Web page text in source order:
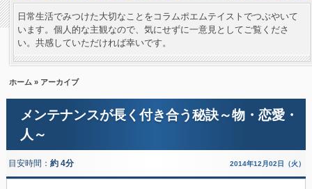
日常生活でみつけた大切なことをコラムポエムテイストでつぶやいて
います。個人的な主観なので、気にせずに一意見としてご覧くださ
い。共感していただければ幸いです。
ホーム » アーカイブ
メンテナンスが長く付き合う秘訣～物・恋愛・
人～
目安時間： 約 4分 2014年12月02日（火）